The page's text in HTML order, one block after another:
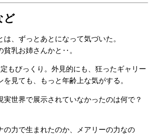
ど
は、ずっとあとになって気づいた。
貧乳お姉さんかと‥。
もびっくり。外見的にも、狂ったギャリー
を見ても、もっと年齢上な気がする。
実世界で展示されていなかったのは何で？
の力で生まれたのか、メアリーの力なの